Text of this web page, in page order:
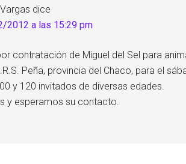
dice
2012 a las 15:29 pm
contratación de Miguel del Sel para
Peña, provincia del Chaco, para el
y 120 invitados de diversas edades.
y esperamos su contacto.